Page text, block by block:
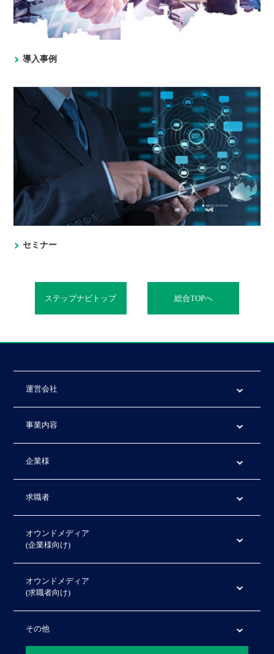
導入事例
セミナー
ステップナビトップ 総合TOPへ
運営会社
事業内容
企業様
求職者
オウンドメディア
(企業様向け)
オウンドメディア
(求職者向け)
その他